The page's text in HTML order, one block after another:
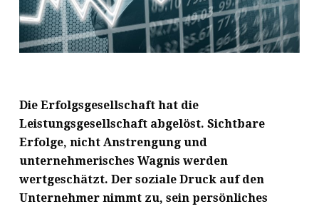
Die Erfolgsgesellschaft hat die
Leistungsgesellschaft abgelöst. Sichtbare
Erfolge, nicht Anstrengung und
unternehmerisches Wagnis werden
wertgeschätzt. Der soziale Druck auf den
Unternehmer nimmt zu, sein persönliches